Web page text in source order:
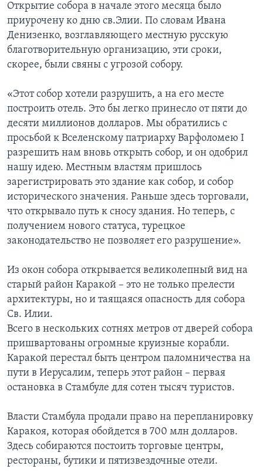
Открытие собора в начале этого месяца было
приурочену ко дню св.Элии. По словам Ивана
Денизенко, возглавляющего местную русскую
благотворительную организацию, эти сроки,
скорее, были свяны с угрозой собору.
«Этот собор хотели разрушить, а на его месте
построить отель. Это бы легко принесло от пяти до
десяти миллионов долларов. Мы обратились с
просьбой к Вселенскому патриарху Варфоломею I
разрешить нам вновь открыть собор, и он одобрил
нашу идею. Местным властям пришлось
зарегистрировать это здание как собор, и собор
исторического значения. Раньше здесь торговали,
что открывало путь к сносу здания. Но теперь, с
получением нового статуса, турецкое
законодательство не позволяет его разрушение».
Из окон собора открывается великолепный вид на
старый район Каракой – это не только прелести
архитектуры, но и таящаяся опасность для собора
Св. Илии.
Всего в нескольких сотнях метров от дверей собора
пришвартованы огромные круизные корабли.
Каракой перестал быть центром паломничества на
пути в Иерусалим, теперь этот район – первая
остановка в Стамбуле для сотен тысяч туристов.
Власти Стамбула продали право на перепланировку
Каракоя, которая обойдется в 700 млн долларов.
Здесь собираются постоить торговые центры,
рестораны, бутики и пятизвездочные отели.